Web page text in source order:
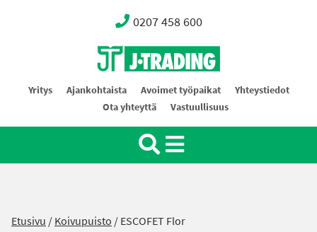
0207 458 600
Oy J-Trading Ab
Yritys Ajankohtaista Avoimet työpaikat
Yhteystiedot
Ota yhteyttä
Vastuullisuus
Etusivu /Koivupuisto /ESCOFET Flor